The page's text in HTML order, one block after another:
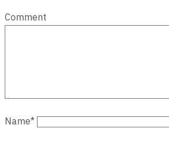
Comment
Name*